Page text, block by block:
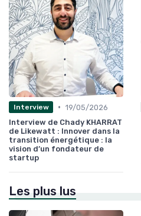
Interview • 19/05/2026
Interview de Chady KHARRAT
de Likewatt : Innover dans la
transition énergétique : la
vision d’un fondateur de
startup
Les plus lus